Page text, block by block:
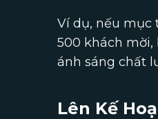
Ví dụ, nếu mục
500 khách
ánh sáng chất
Lên Kế